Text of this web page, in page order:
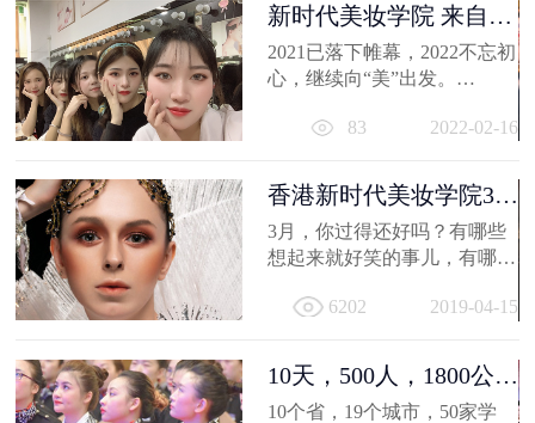
新时代美妆学院 来自
2021的回忆
2021已落下帷幕，2022不忘初
心，继续向“美”出发。
的小...
83 2022-02-16
香港新时代美妆学院3月
作品选，...
3月，你过得还好吗？有哪些
想起来就好笑的事儿，有哪值
住...
6202 2019-04-15
10天，500人，1800公
里；不负韶...
10个省，19个城市，50家学